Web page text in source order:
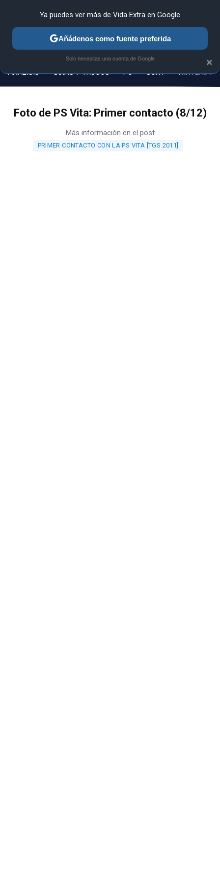
ANÁLISIS GUÍAS Y TRUCOS PC SONY NINTENDO
Foto de PS Vita: Primer contacto (8/12)
Más información en el post
PRIMER CONTACTO CON LA PS VITA [TGS 2011]
×
Ya puedes ver más de Vida Extra en Google
Añádenos como fuente preferida
Solo necesitas una cuenta de Google